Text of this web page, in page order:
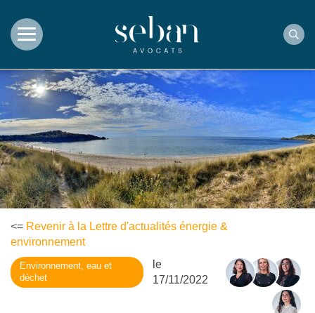
<= Revenir à la Lettre d'actualités énergie &
environnement
Environnement, eau et
déchet
le
17/11/2022